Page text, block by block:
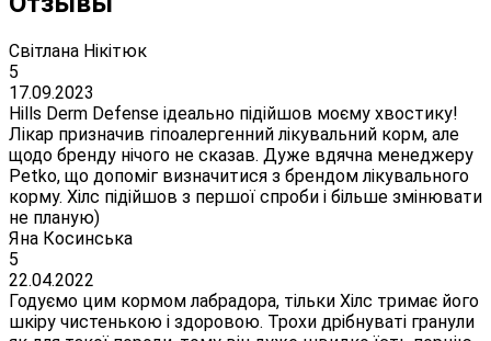
Світлана Нікітюк
5
17.09.2023
Hills Derm Defense ідеально підійшов моєму хвостику!
Лікар призначив гіпоалергенний лікувальний корм, але
щодо бренду нічого не сказав. Дуже вдячна менеджеру
Petko, що допоміг визначитися з брендом лікувального
корму. Хілс підійшов з першої спроби і більше змінювати
не планую)
Яна Косинська
5
22.04.2022
Годуємо цим кормом лабрадора, тільки Хілс тримає його
шкіру чистенькою і здоровою. Трохи дрібнуваті гранули